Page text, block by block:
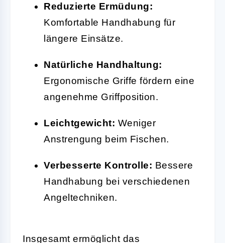
Reduzierte Ermüdung:
Komfortable Handhabung für
längere Einsätze.
Natürliche Handhaltung:
Ergonomische Griffe fördern eine
angenehme Griffposition.
Leichtgewicht: Weniger
Anstrengung beim Fischen.
Verbesserte Kontrolle: Bessere
Handhabung bei verschiedenen
Angeltechniken.
Insgesamt ermöglicht das